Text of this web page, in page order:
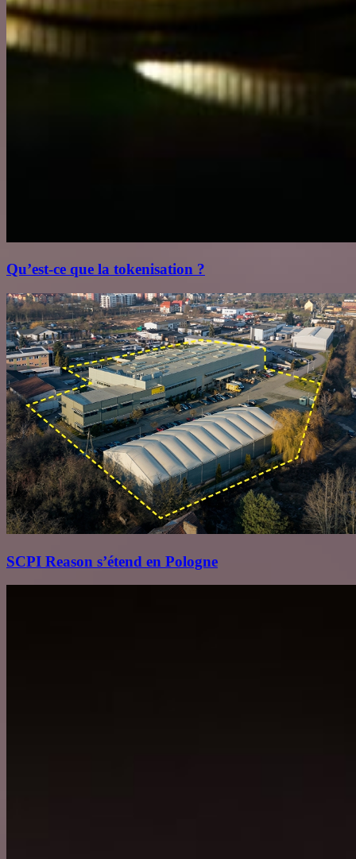
Qu’est‑ce que la tokenisation ?
SCPI Reason s’étend en Pologne